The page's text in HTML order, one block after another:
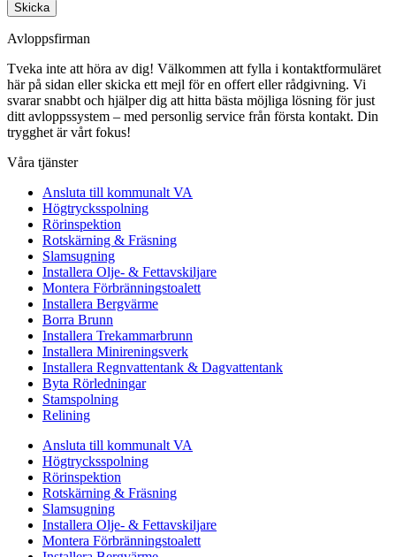
Skicka
Avloppsfirman
Tveka inte att höra av dig! Välkommen att fylla i kontaktformuläret
här på sidan eller skicka ett mejl för en offert eller rådgivning. Vi
svarar snabbt och hjälper dig att hitta bästa möjliga lösning för just
ditt avloppssystem – med personlig service från första kontakt. Din
trygghet är vårt fokus!
Våra tjänster
Ansluta till kommunalt VA
Högtrycksspolning
Rörinspektion
Rotskärning & Fräsning
Slamsugning
Installera Olje- & Fettavskiljare
Montera Förbränningstoalett
Installera Bergvärme
Borra Brunn
Installera Trekammarbrunn
Installera Minireningsverk
Installera Regnvattentank & Dagvattentank
Byta Rörledningar
Stamspolning
Relining
Ansluta till kommunalt VA
Högtrycksspolning
Rörinspektion
Rotskärning & Fräsning
Slamsugning
Installera Olje- & Fettavskiljare
Montera Förbränningstoalett